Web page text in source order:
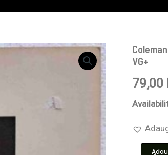
VG+
79,00
Cantitate
Coleman
Hawkins
–
Maestri
Del
Coleman